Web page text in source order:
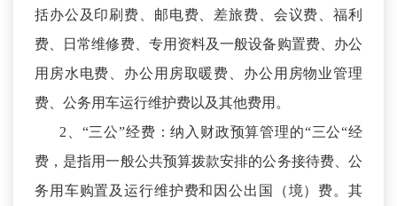
括办公及印刷费、邮电费、差旅费、会议费、福利
费、日常维修费、专用资料及一般设备购置费、办公
用房水电费、办公用房取暖费、办公用房物业管理
费、公务用车运行维护费以及其他费用。
2、“三公”经费：纳入财政预算管理的“三公“经
费，是指用一般公共预算拨款安排的公务接待费、公
务用车购置及运行维护费和因公出国（境）费。其